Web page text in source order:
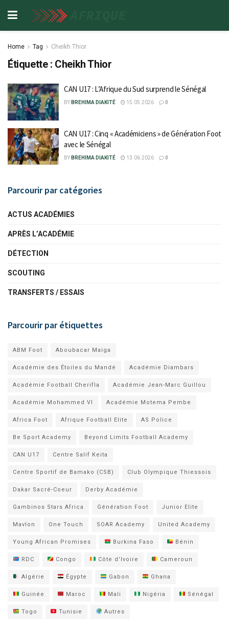
Home Tag Cheikh Thior
Étiquette : Cheikh Thior
CAN U17 : L’Afrique du Sud surprend le Sénégal
BY BREHIMA DIAKITÉ 15.05.2026 0
CAN U17 : Cinq « Académiciens » de Génération Foot
avec le Sénégal
BY BREHIMA DIAKITÉ 13.06.2026 0
Parcourir par catégories
ACTUS ACADÉMIES
APRÈS L’ACADÉMIE
DÉTECTION
SCOUTING
TRANSFERTS / ESSAIS
Parcourir par étiquettes
ABM Foot Aboubacar Maiga
Académie des Étoiles du Mandé Académie Diambars
Académie Football Cherifla Académie Jean-Marc Guillou
Académie Mohammed VI Académie Motema Pembe
Africa Foot Afrique Football Elite AS Police
Be Sport Academy Beyond Limits Football Academy
CAN U17 Centre Salif Keita
Centre Sportif de Bamako (CSB) Club Olympique Thiessois
Dakar Sacré-Coeur Derby Académie
Gambinos Stars Africa Génération Foot Junior Elite
Mavlon One Touch SOAR Academy United Academy
Young African Promises Burkina Faso Bénin
RDC Congo Côte d'Ivoire Cameroun
Algérie Égypte Gabon Ghana
Guinée Maroc Mali Nigéria Sénégal
Togo Tunisie Autres